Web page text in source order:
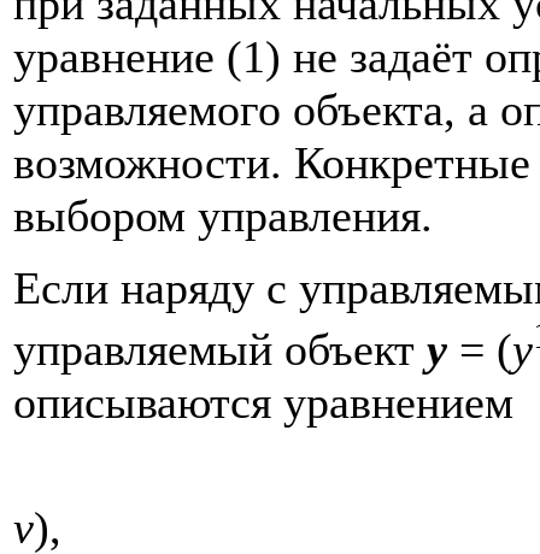
уравнение (1) не задаёт
управляемого объекта, а
возможности.
выбором управления.
Если наряду с
управляемый объект y = (y
описываются уравнением
v),